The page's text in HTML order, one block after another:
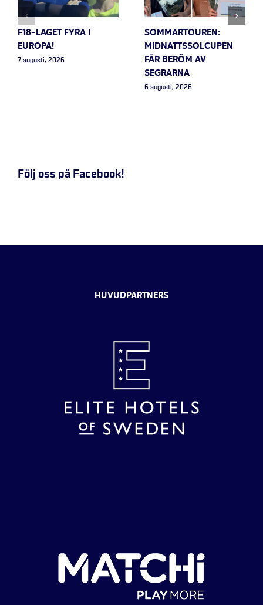
F18-LAGET FYRA I
EUROPA!
7 augusti, 2026
SOMMARTOUREN:
MIDNATTSSOLCUPEN
FÅR BERÖM AV
SEGRARNA
6 augusti, 2026
Följ oss på Facebook!
HUVUDPARTNERS